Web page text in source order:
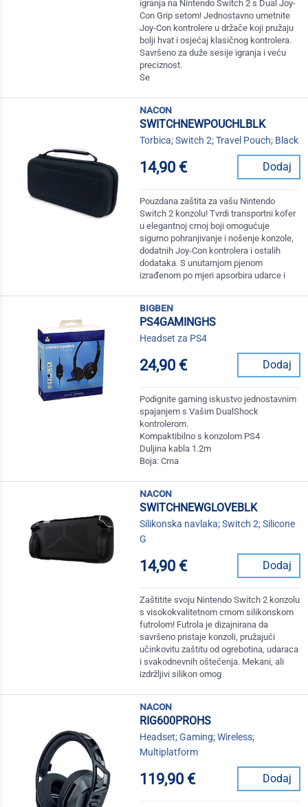
igranja na Nintendo Switch 2 s Dual Joy-
Con Grip setom! Jednostavno umetnite
Joy-Con kontrolere u držače koji pružaju
bolji hvat i osjećaj klasičnog kontrolera.
Savršeno za duže sesije igranja i veću
preciznost.
Se
nacon
SWITCHNEWPOUCHLBLK
Torbica; Switch 2; Travel Pouch; Black
14,90 € Dodaj
Pouzdana zaštita za vašu Nintendo
Switch 2 konzolu! Tvrdi transportni kofer
u elegantnoj crnoj boji omogućuje
sigurno pohranjivanje i nošenje konzole,
dodatnih Joy-Con kontrolera i ostalih
dodataka. S unutarnjom pjenom
izrađenom po mjeri apsorbira udarce i
bigben
PS4GAMINGHS
Headset za PS4
24,90 € Dodaj
Podignite gaming iskustvo jednostavnim
spajanjem s Vašim DualShock
kontrolerom.
Kompaktibilno s konzolom PS4
Duljina kabla 1.2m
Boja: Crna
nacon
SWITCHNEWGLOVEBLK
Silikonska navlaka; Switch 2; Silicone
G
14,90 € Dodaj
Zaštitite svoju Nintendo Switch 2 konzolu
s visokokvalitetnom crnom silikonskom
futrolom! Futrola je dizajnirana da
savršeno pristaje konzoli, pružajući
učinkovitu zaštitu od ogrebotina, udaraca
i svakodnevnih oštećenja. Mekani, ali
izdržljivi silikon omog
nacon
RIG600PROHS
Headset; Gaming; Wireless;
Multiplatform
119,90 € Dodaj